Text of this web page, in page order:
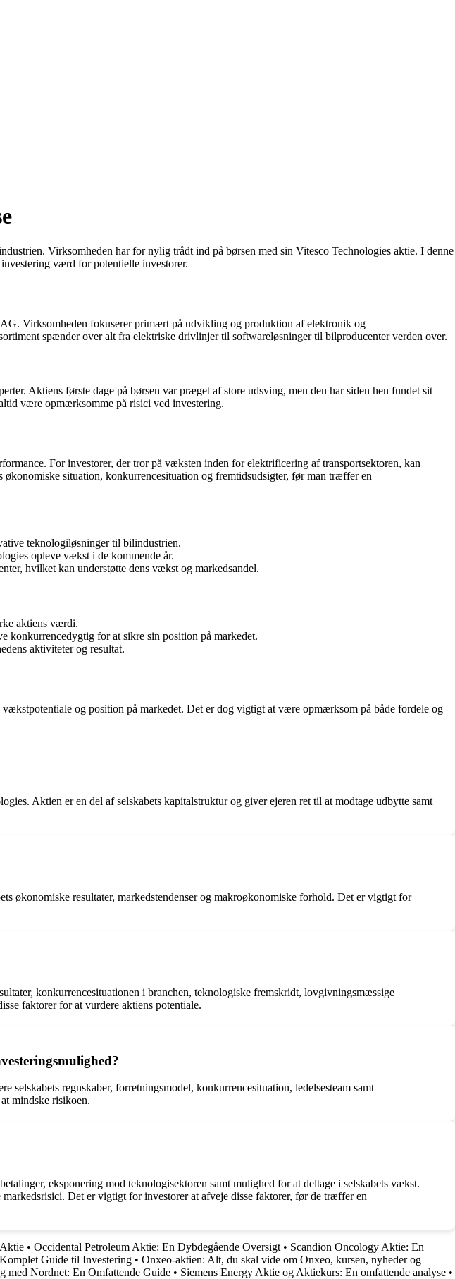
Virksomheden har for nylig trådt ind på børsen med sin Vitesco Technologies aktie. I denne
værd for potentielle investorer.
Virksomheden fokuserer primært på udvikling og produktion af elektronik og
spænder over alt fra elektriske drivlinjer til softwareløsninger til bilproducenter verden over.
Aktiens første dage på børsen var præget af store udsving, men den har siden hen fundet sit
være opmærksomme på risici ved investering.
For investorer, der tror på væksten inden for elektrificering af transportsektoren, kan
situation, konkurrencesituation og fremtidsudsigter, før man træffer en
teknologiløsninger til bilindustrien.
opleve vækst i de kommende år.
hvilket kan understøtte dens vækst og markedsandel.
aktiens værdi.
konkurrencedygtig for at sikre sin position på markedet.
aktiviteter og resultat.
og position på markedet. Det er dog vigtigt at være opmærksom på både fordele og
Aktien er en del af selskabets kapitalstruktur og giver ejeren ret til at modtage udbytte samt
økonomiske resultater, markedstendenser og makroøkonomiske forhold. Det er vigtigt for
konkurrencesituationen i branchen, teknologiske fremskridt, lovgivningsmæssige
faktorer for at vurdere aktiens potentiale.
selskabets regnskaber, forretningsmodel, konkurrencesituation, ledelsesteam samt
mindske risikoen.
eksponering mod teknologisektoren samt mulighed for at deltage i selskabets vækst.
Det er vigtigt for investorer at afveje disse faktorer, før de træffer en
• Occidental Petroleum Aktie: En Dybdegående Oversigt • Scandion Oncology Aktie: En
Guide til Investering • Onxeo-aktien: Alt, du skal vide om Onxeo, kursen, nyheder og
med Nordnet: En Omfattende Guide • Siemens Energy Aktie og Aktiekurs: En omfattende analyse •